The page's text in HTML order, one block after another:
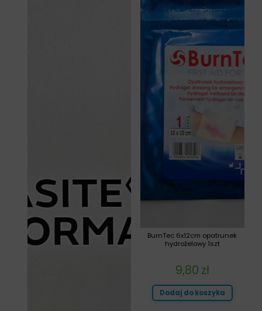
BurnTec 6x12cm opatrunek
hydrożelowy 1szt
9,80 zł
Dodaj do koszyka